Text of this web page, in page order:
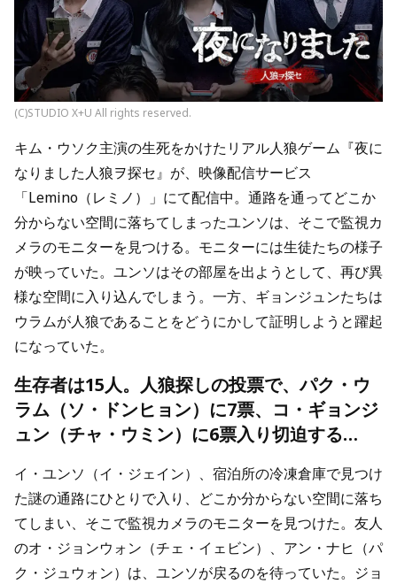
(C)STUDIO X+U All rights reserved.
キム・ウソク主演の生死をかけたリアル人狼ゲーム『夜に
なりました人狼ヲ探セ』が、映像配信サービス
「Lemino（レミノ）」にて配信中。通路を通ってどこか
分からない空間に落ちてしまったユンソは、そこで監視カ
メラのモニターを見つける。モニターには生徒たちの様子
が映っていた。ユンソはその部屋を出ようとして、再び異
様な空間に入り込んでしまう。一方、ギョンジュンたちは
ウラムが人狼であることをどうにかして証明しようと躍起
になっていた。
生存者は15人。人狼探しの投票で、パク・ウ
ラム（ソ・ドンヒョン）に7票、コ・ギョンジ
ュン（チャ・ウミン）に6票入り切迫する…
イ・ユンソ（イ・ジェイン）、宿泊所の冷凍倉庫で見つけ
た謎の通路にひとりで入り、どこか分からない空間に落ち
てしまい、そこで監視カメラのモニターを見つけた。友人
のオ・ジョンウォン（チェ・イェビン）、アン・ナヒ（パ
ク・ジュウォン）は、ユンソが戻るのを待っていた。ジョ